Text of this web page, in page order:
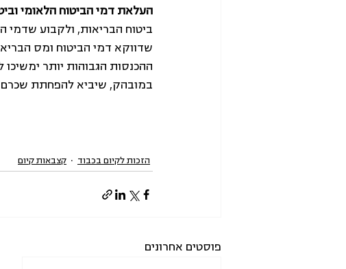
העלאת דמי הביטוח הלאומי
שדווקא דמי הביטוח ומס
ההכנסות הגבוהות יותר ימשיכו
במובהק, שיביא להפחתת שכרם
הזכות לקיום בכבוד קצבאות קיום
פוסטים אחרונים